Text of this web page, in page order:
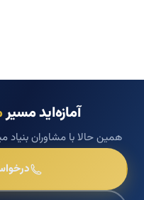
آمازه‌اید مسیر
همین حالا با مشاوران بنیاد